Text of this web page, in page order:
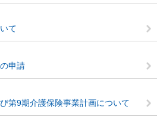
て
申請
第9期介護保険事業計画について